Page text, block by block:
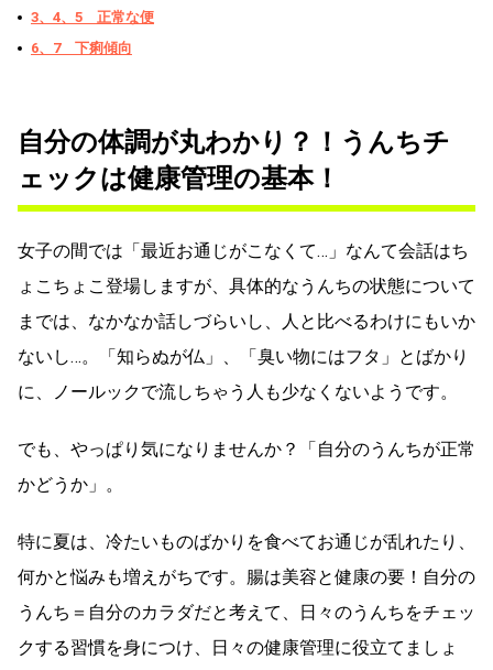
3、4、5 正常な便
6、7 下痢傾向
自分の体調が丸わかり？！うんちチ
ェックは健康管理の基本！
女子の間では「最近お通じがこなくて…」なんて会話はち
ょこちょこ登場しますが、具体的なうんちの状態について
までは、なかなか話しづらいし、人と比べるわけにもいか
ないし…。「知らぬが仏」、「臭い物にはフタ」とばかり
に、ノールックで流しちゃう人も少なくないようです。
でも、やっぱり気になりませんか？「自分のうんちが正常
かどうか」。
特に夏は、冷たいものばかりを食べてお通じが乱れたり、
何かと悩みも増えがちです。腸は美容と健康の要！自分の
うんち＝自分のカラダだと考えて、日々のうんちをチェッ
クする習慣を身につけ、日々の健康管理に役立てましょ